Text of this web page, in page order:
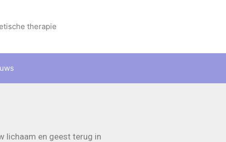
therapie
lichaam en geest terug in